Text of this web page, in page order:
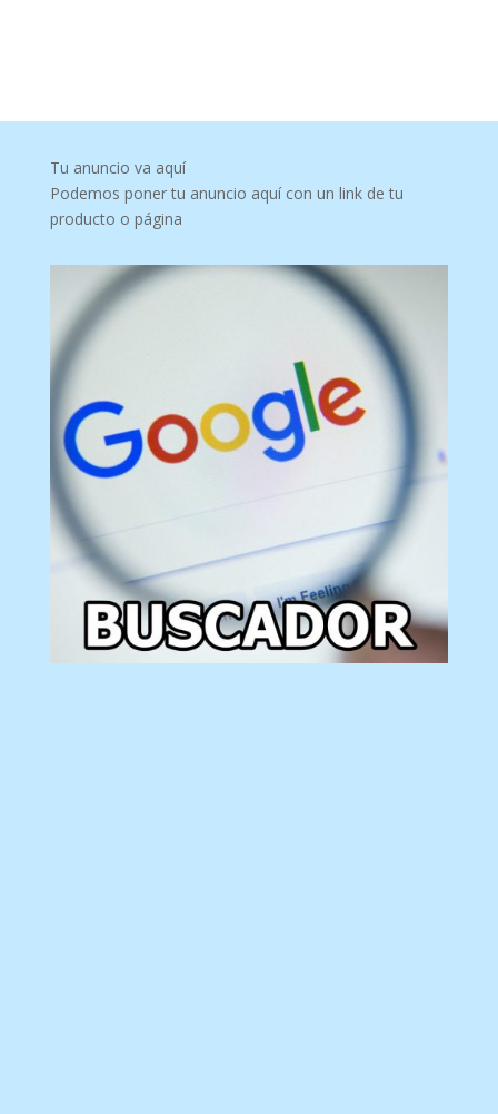
Tu anuncio va aquí
Podemos poner tu anuncio aquí con un link de tu
producto o página